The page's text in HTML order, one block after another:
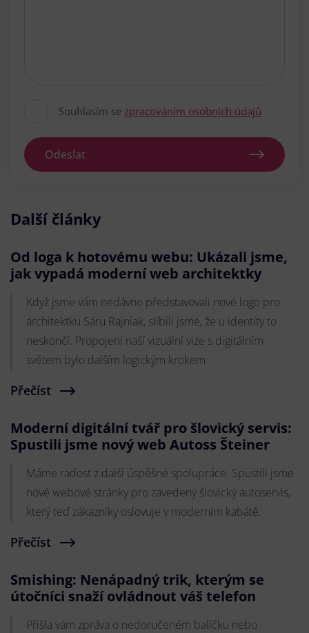
Souhlasím se zpracováním osobních údajů
Odeslat
Další články
Od loga k hotovému webu: Ukázali jsme,
jak vypadá moderní web architektky
Když jsme vám nedávno představovali nové logo pro
architektku Sáru Rajniak, slíbili jsme, že u identity to
neskončí. Propojení naší vizuální vize s digitálním
světem bylo dalším logickým krokem
Přečíst
Moderní digitální tvář pro šlovický servis:
Spustili jsme nový web Autoss Šteiner
Máme radost z další úspěšné spolupráce. Spustili jsme
nové webové stránky pro zavedený šlovický autoservis,
který teď zákazníky oslovuje v moderním kabátě.
Přečíst
Smishing: Nenápadný trik, kterým se
útočníci snaží ovládnout váš telefon
Přišla vám zpráva o nedoručeném balíčku nebo